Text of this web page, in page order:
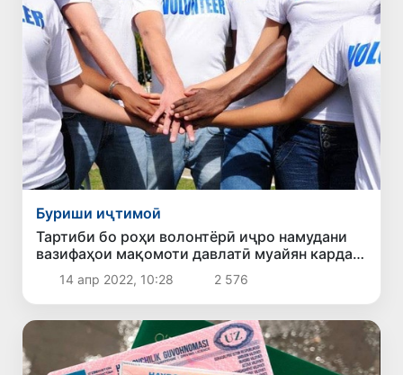
Буриши иҷтимоӣ
Тартиби бо роҳи волонтёрӣ иҷро намудани
вазифаҳои мақомоти давлатӣ муайян карда
14 апр 2022, 10:28 2 576